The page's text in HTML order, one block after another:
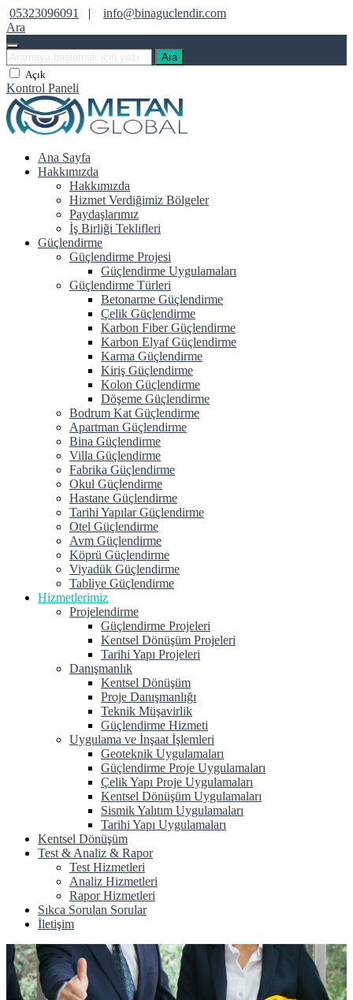
05323096091 |
info@binaguclendir.com
Ara
Ara
Açık
Kontrol Paneli
Ana Sayfa
Hakkımızda
Hakkımızda
Hizmet Verdiğimiz Bölgeler
Paydaşlarımız
İş Birliği Teklifleri
Güçlendirme
Güçlendirme Projesi
Güçlendirme Uygulamaları
Güçlendirme Türleri
Betonarme Güçlendirme
Çelik Güçlendirme
Karbon Fiber Güçlendirme
Karbon Elyaf Güçlendirme
Karma Güçlendirme
Kiriş Güçlendirme
Kolon Güçlendirme
Döşeme Güçlendirme
Bodrum Kat Güçlendirme
Apartman Güçlendirme
Bina Güçlendirme
Villa Güçlendirme
Fabrika Güçlendirme
Okul Güçlendirme
Hastane Güçlendirme
Tarihi Yapılar Güçlendirme
Otel Güçlendirme
Avm Güçlendirme
Köprü Güçlendirme
Viyadük Güçlendirme
Tabliye Güçlendirme
Hizmetlerimiz
Projelendirme
Güçlendirme Projeleri
Kentsel Dönüşüm Projeleri
Tarihi Yapı Projeleri
Danışmanlık
Kentsel Dönüşüm
Proje Danışmanlığı
Teknik Müşavirlik
Güçlendirme Hizmeti
Uygulama ve İnşaat İşlemleri
Geoteknik Uygulamaları
Güçlendirme Proje Uygulamaları
Çelik Yapı Proje Uygulamaları
Kentsel Dönüşüm Uygulamaları
Sismik Yalıtım Uygulamaları
Tarihi Yapı Uygulamaları
Kentsel Dönüşüm
Test & Analiz & Rapor
Test Hizmetleri
Analiz Hizmetleri
Rapor Hizmetleri
Sıkca Sorulan Sorular
İletişim